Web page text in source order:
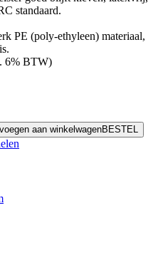
standaard.
PE (poly-ethyleen) materiaal,
6% BTW)
BESTEL